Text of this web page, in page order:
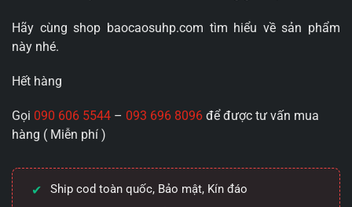
Hãy cùng shop baocaosuhp.com tìm hiểu về sản phẩm
này nhé.
Hết hàng
Gọi 090 606 5544 – 093 696 8096 để được tư vấn mua
hàng ( Miễn phí )
Ship cod toàn quốc, Bảo mật, Kín đáo